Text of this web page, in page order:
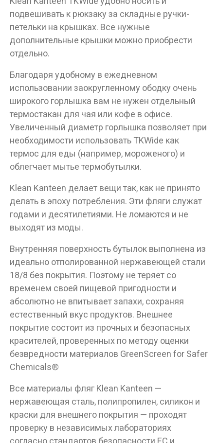
подвешивать к рюкзаку за складные ручки-
петельки на крышках. Все нужные
дополнительные крышки можно приобрести
отдельно.
Благодаря удобному в ежедневном
использовании заокругленному ободку очень
широкого горлышка вам не нужен отдельный
термостакан для чая или кофе в офисе.
Увеличенный диаметр горлышка позволяет при
необходимости использовать TKWide как
термос для еды (например, мороженого) и
облегчает мытье термобутылки.
Klean Kanteen делает вещи так, как не принято
делать в эпоху потребления. Эти фляги служат
годами и десятилетиями. Не ломаются и не
выходят из моды.
Внутренняя поверхность бутылок выполнена из
идеально отполированной нержавеющей стали
18/8 без покрытия. Поэтому не теряет со
временем своей пищевой пригодности и
абсолютно не впитывает запахи, сохраняя
естественный вкус продуктов. Внешнее
покрытие состоит из прочных и безопасных
красителей, проверенных по методу оценки
безвредности материалов GreenScreen for Safer
Chemicals®
Все материалы фляг Klean Kanteen —
нержавеющая сталь, полипропилен, силикон и
краски для внешнего покрытия — проходят
проверку в независимых лабораториях
согласно стандартов безопасности ЕС и